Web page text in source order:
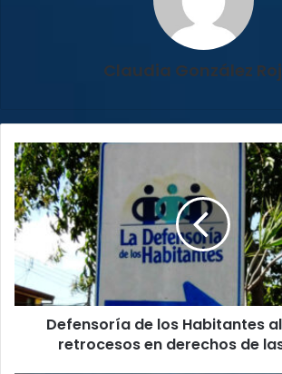
Claudia González
Defensoría
de
los
Habitantes
alerta
retrocesos
en
derechos
Defensoría de los Habitantes
retrocesos en derechos de